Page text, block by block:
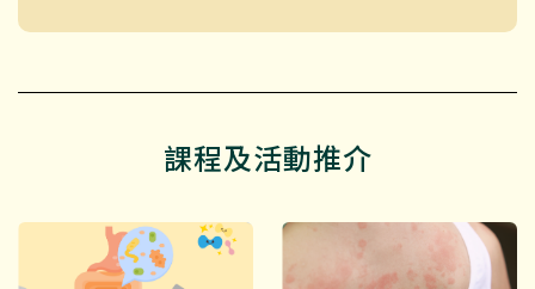
課程及活動推介